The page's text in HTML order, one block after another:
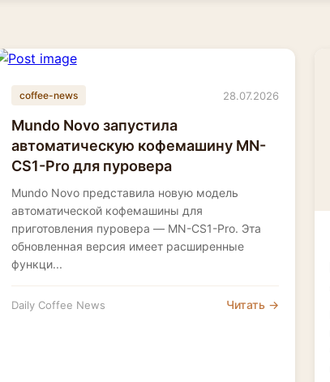
coffee-news 28.07.2026
Mundo Novo запустила
автоматическую кофемашину MN-
CS1-Pro для пуровера
Mundo Novo представила новую модель
автоматической кофемашины для
приготовления пуровера — MN-CS1-Pro. Эта
обновленная версия имеет расширенные
функци...
Daily Coffee News Читать →